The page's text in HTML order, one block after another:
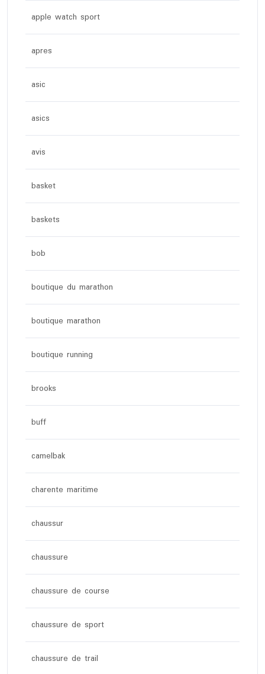
apple watch sport
apres
asic
asics
avis
basket
baskets
bob
boutique du marathon
boutique marathon
boutique running
brooks
buff
camelbak
charente maritime
chaussur
chaussure
chaussure de course
chaussure de sport
chaussure de trail